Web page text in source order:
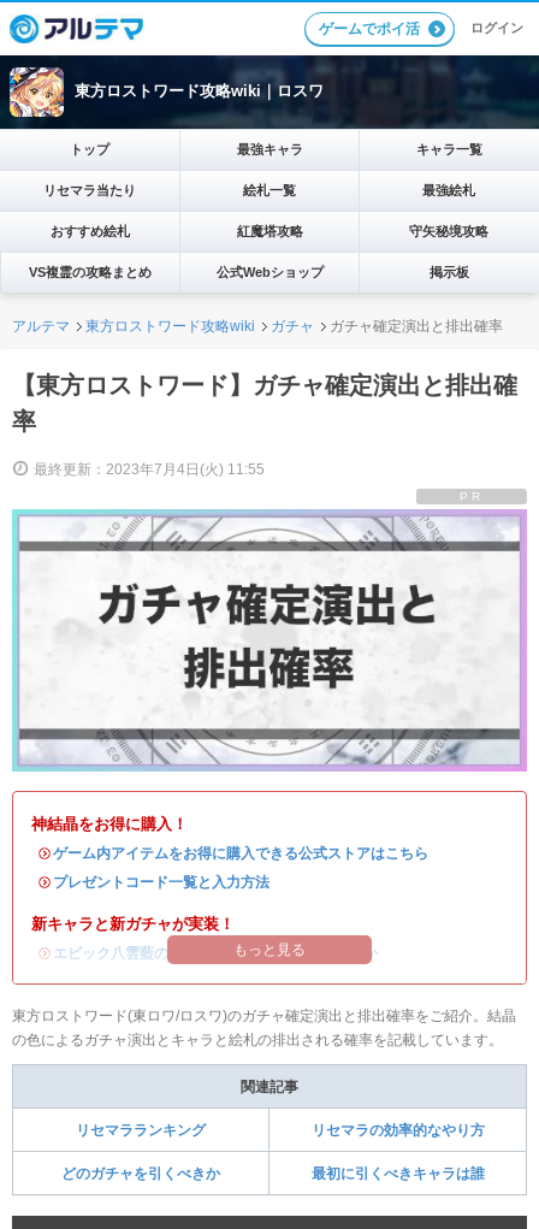
ゲームでポイ活 ログイン
東方ロストワード攻略wiki｜ロスワ
トップ 最強キャラ キャラ一覧
リセマラ当たり 絵札一覧 最強絵札
おすすめ絵札 紅魔塔攻略 守矢秘境攻略
VS複霊の攻略まとめ 公式Webショップ 掲示板
アルテマ 東方ロストワード攻略wiki ガチャ ガチャ確定演出と排出確率
【東方ロストワード】ガチャ確定演出と排出確
率
最終更新：2023年7月4日(火) 11:55
PR
神結晶をお得に購入！
・ゲーム内アイテムをお得に購入できる公式ストアはこちら
・ プレゼントコード一覧と入力方法
新キャラと新ガチャが実装！
・ エピック八雲藍の評価 ガチャシミュ/ 引くべきか
もっと見る
東方ロストワード(東ロワ/ロスワ)のガチャ確定演出と排出確率をご紹介。結晶
の色によるガチャ演出とキャラと絵札の排出される確率を記載しています。
関連記事
リセマラランキング リセマラの効率的なやり方
どのガチャを引くべきか 最初に引くべきキャラは誰